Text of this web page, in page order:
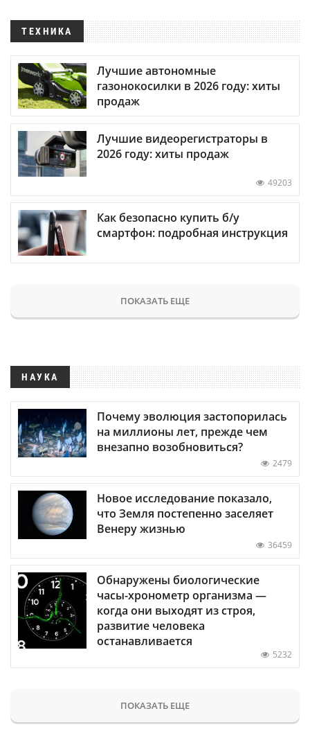
ТЕХНИКА
Лучшие автономные
газонокосилки в 2026 году: хиты
продаж
Лучшие видеорегистраторы в
2026 году: хиты продаж
49203
Как безопасно купить б/у
смартфон: подробная инструкция
ПОКАЗАТЬ ЕЩЕ
НАУКА
Почему эволюция застопорилась
на миллионы лет, прежде чем
внезапно возобновиться?
2479
Новое исследование показало,
что Земля постепенно заселяет
Венеру жизнью
36459
Обнаружены биологические
часы-хронометр организма —
когда они выходят из строя,
развитие человека
останавливается
5232
ПОКАЗАТЬ ЕЩЕ